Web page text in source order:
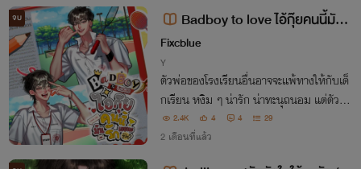
จบ
Badboy to love ไอ้กุ๊ยคนนี้มันรั
กเธอนะรู้ป้ะ ?
Fixcblue
Y
ตัวพ่อของโรงเรียนอื่นอาจจะแพ้ทางให้กับเด็
กเรียน หงิม ๆ น่ารัก น่าทะนุถนอม แต่ตัวพ่
อของป.ส.ม.ที่ได้ฉายาว่า ‘กุ๊ย’ อย่าง ชิน เห็น
ทีจะแพ้ทางให้กับเด็กแสบ ตัวจี๊ด ปากแซ่บนั
2.4K 4 4 29
2 เดือนที่แล้ว